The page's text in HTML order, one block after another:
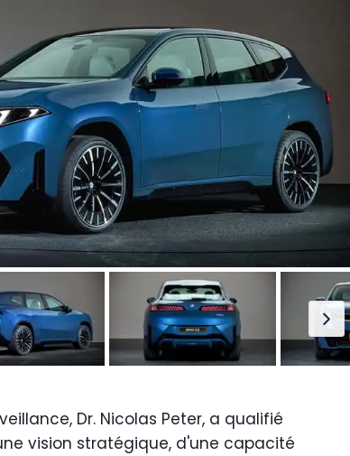
Dr. Nicolas Peter, a qualifié
vision stratégique, d'une capacité